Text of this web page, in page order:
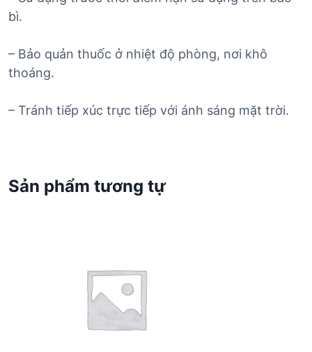
bì.
– Bảo quản thuốc ở nhiệt độ phòng, nơi khô
thoáng.
– Tránh tiếp xúc trực tiếp với ánh sáng mặt trời.
Sản phẩm tương tự